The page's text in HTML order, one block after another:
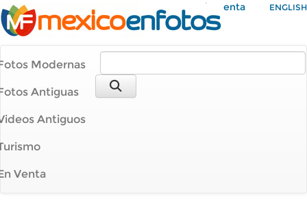
Mi Cuenta ENGLISH
Modernas
Antiguas
Antiguos
Venta